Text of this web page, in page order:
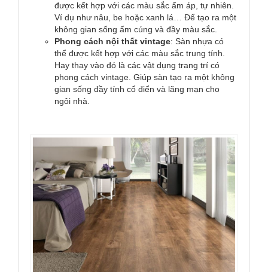
được kết hợp với các màu sắc ấm áp, tự nhiên.
Ví dụ như nâu, be hoặc xanh lá… Để tạo ra một
không gian sống ấm cúng và đầy màu sắc.
Phong cách nội thất vintage: Sàn nhựa có
thể được kết hợp với các màu sắc trung tính.
Hay thay vào đó là các vật dụng trang trí có
phong cách vintage. Giúp sàn tạo ra một không
gian sống đầy tính cổ điển và lãng mạn cho
ngôi nhà.